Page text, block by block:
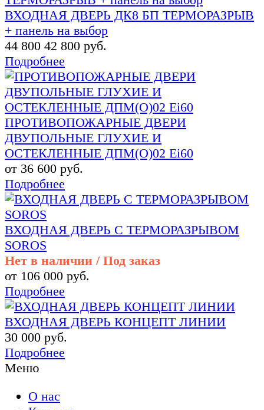
ВХОДНАЯ ДВЕРЬ ДК8 БП ТЕРМОРАЗРЫВ
+ панель на выбор
44 800 42 800 руб.
Подробнее
ПРОТИВОПОЖАРНЫЕ ДВЕРИ
ДВУПОЛЬНЫЕ ГЛУХИЕ И
ОСТЕКЛЕННЫЕ ДПМ(О)02 Ei60
от 36 600 руб.
Подробнее
ВХОДНАЯ ДВЕРЬ С ТЕРМОРАЗРЫВОМ
SOROS
Нет в наличии / Под заказ
от 106 000 руб.
Подробнее
ВХОДНАЯ ДВЕРЬ КОНЦЕПТ ЛИНИИ
30 000 руб.
Подробнее
Меню
О нас